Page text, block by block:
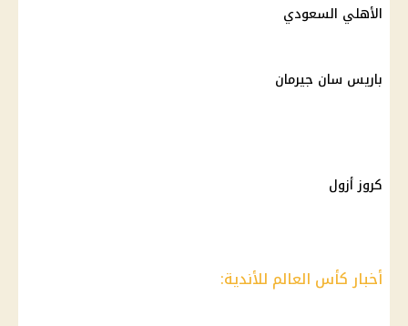
الأهلي السعودي
باريس سان جيرمان
كروز أزول
أخبار كأس العالم للأندية: